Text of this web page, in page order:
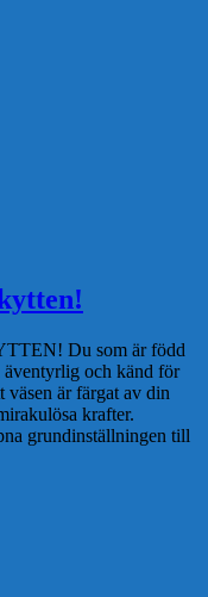
Du som är född
och känd för
är färgat av din
krafter.
grundinställningen till